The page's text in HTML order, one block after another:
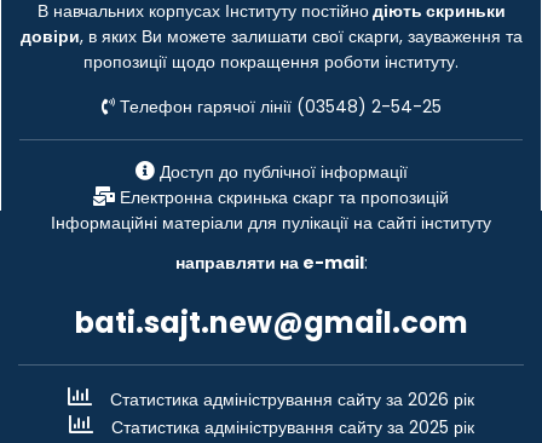
В навчальних корпусах Інституту постійнодіють скриньки
довіри, в яких Ви можете залишати свої скарги, зауваження та
пропозиції щодо покращення роботи інституту.
Телефон гарячої лінії (03548) 2-54-25
Доступ до публічної інформації
Електронна скринька скарг та пропозицій
Інформаційні матеріали для пулікації на сайті інституту
направляти на e-mail:
bati.sajt.new@gmail.com
Статистика адміністрування сайту за 2026 рік
Статистика адміністрування сайту за 2025 рік